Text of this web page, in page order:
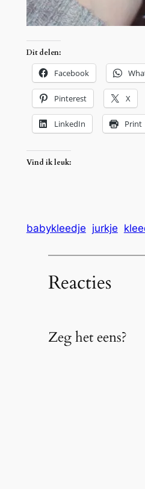
Dit delen:
Facebook
Pinterest X
LinkedIn Print
Vind ik leuk:
babykleedje jurkje
Reacties
Zeg het eens?